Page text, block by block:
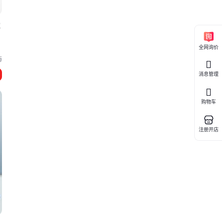
全网询价
消息管理
购物车
注册开店